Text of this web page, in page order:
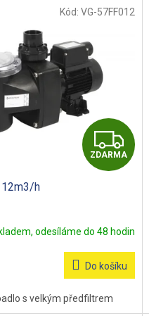
Z
D
R
M
A
ZDARMA
12m3/h
odesíláme do 48 hodin
Do košíku
s velkým předfiltrem
Kód:VG-57FF012